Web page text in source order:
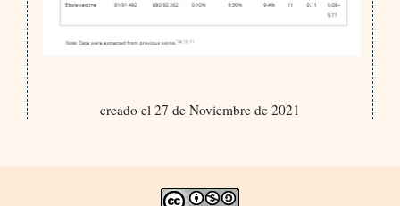
creado el 27 de Noviembre de 2021